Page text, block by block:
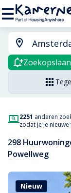
Zoekopslaan
2251 anderen
zodat je je
298
Powellweg
Nieuw